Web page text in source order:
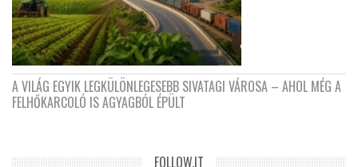
A VILÁG EGYIK LEGKÜLÖNLEGESEBB SIVATAGI VÁROSA – AHOL MÉG A
FELHŐKARCOLÓ IS AGYAGBÓL ÉPÜLT
FOLLOW.IT